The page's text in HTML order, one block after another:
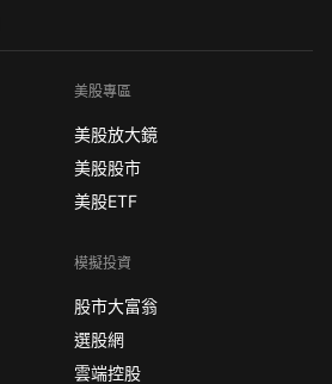
美股專區
美股放大鏡
美股股市
美股ETF
模擬投資
股市大富翁
選股網
雲端控股